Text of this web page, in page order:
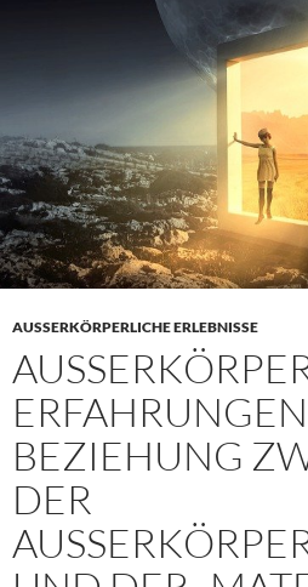
AUSSERKÖRPERLICHE ERLEBNISSE
RFAHRUNGEN
EZIEHUNG
ER A